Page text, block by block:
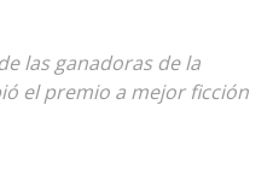
las ganadoras de la
el premio a mejor ficción